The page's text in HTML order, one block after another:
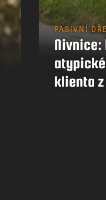
PASIVNÍ
Nivnice:
klienta z